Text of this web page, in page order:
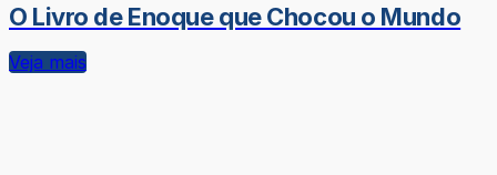
O Livro de Enoque que Chocou o Mundo
Veja mais